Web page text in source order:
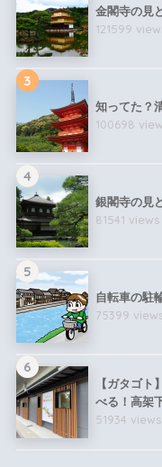
金閣寺の見
121599
3
知ってた？
100698
4
銀閣寺の見
81541 views
5
自転車の駐
75399
6
【ガタゴ
べる！高架
51934 views